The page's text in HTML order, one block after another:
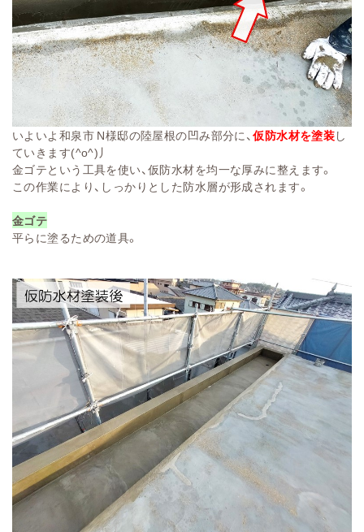
いよいよ和泉市 N様邸の陸屋根の凹み部分に、仮防水材を塗装し
ていきます(^o^)丿
金ゴテという工具を使い、仮防水材を均一な厚みに整えます。
この作業により、しっかりとした防水層が形成されます。
金ゴテ
平らに塗るための道具。